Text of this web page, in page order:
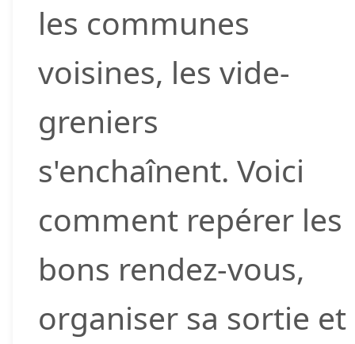
les communes
voisines, les vide-
greniers
s'enchaînent. Voici
comment repérer les
bons rendez-vous,
organiser sa sortie et